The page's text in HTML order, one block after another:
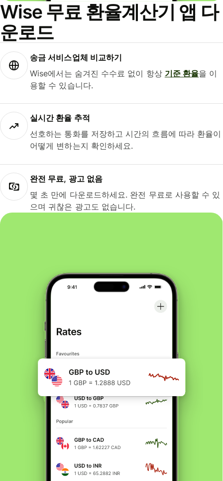
Wise 무료 환율계산기 앱 다
운로드
송금 서비스업체 비교하기
Wise에서는 숨겨진 수수료 없이 항상 기준 환율을 이
용할 수 있습니다.
실시간 환율 추적
선호하는 통화를 저장하고 시간의 흐름에 따라 환율이
어떻게 변하는지 확인하세요.
완전 무료, 광고 없음
몇 초 만에 다운로드하세요. 완전 무료로 사용할 수 있
으며 귀찮은 광고도 없습니다.